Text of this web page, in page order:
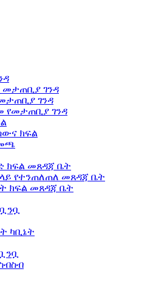
መታጠቢያ ገንዳ
ገንዳ
የመታጠቢያ ገንዳ
ክፍል
ክፍል መጸዳጃ ቤት
የተንጠለጠለ መጸዳጃ ቤት
ክፍል መጸዳጃ ቤት
ካቢኔት